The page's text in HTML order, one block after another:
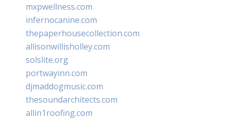
mxpwellness.com
infernocanine.com
thepaperhousecollection.com
allisonwillisholley.com
solslite.org
portwayinn.com
djmaddogmusic.com
thesoundarchitects.com
allin1roofing.com